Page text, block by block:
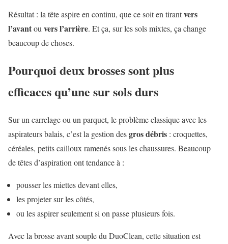
Résultat : la tête aspire en continu, que ce soit en tirantvers
l’avantou vers l’arrière. Et ça, sur les sols mixtes, ça change
beaucoup de choses.
Pourquoi deux brosses sont plus
efficaces qu’une sur sols durs
Sur un carrelage ou un parquet, le problème classique avec les
aspirateurs balais, c’est la gestion desgros débris : croquettes,
céréales, petits cailloux ramenés sous les chaussures. Beaucoup
de têtes d’aspiration ont tendance à :
pousser les miettes devant elles,
les projeter sur les côtés,
ou les aspirer seulement si on passe plusieurs fois.
Avec la brosse avant souple du DuoClean, cette situation est